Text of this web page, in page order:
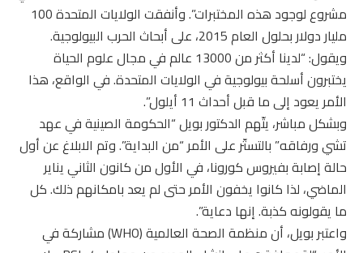
مشروع لوجود هذه المختبرات”. وأنفقت الولايات المتحدة 100
مليار دولار بحلول العام 2015، على أبحاث الحرب البيولوجية.
ويقول: “لدينا أكثر من 13000 عالم في مجال علوم الحياة
يختبرون أسلحة بيولوجية في الولايات المتحدة. في الواقع، هذا
الأمر يعود إلى ما قبل أحداث 11 أيلول”.
وبشكل مباشر، يتّهم الدكتور بويل “الحكومة الصينية في عهد
تشي ورفاقه” بالتستّر على الأمر “من البداية”. وتم الابلاغ عن أول
حالة إصابة بفيروس كورونا، في الأول من كانون الثاني يناير
الماضي، لذا كانوا يخفون الأمر حتى لم يعد بامكانهم ذلك. كل
ما يقولونه كذبة. إنها دعاية”.
واعتبر بويل، أن منظمة الصحة العالمية (WHO) مشاركة في